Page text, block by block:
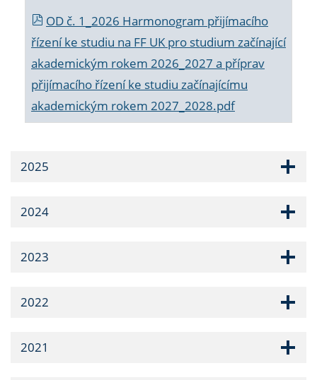
OD č. 1_2026 Harmonogram přijímacího
řízení ke studiu na FF UK pro studium začínající
akademickým rokem 2026_2027 a příprav
přijímacího řízení ke studiu začínajícímu
akademickým rokem 2027_2028.pdf
2025
2024
2023
2022
2021